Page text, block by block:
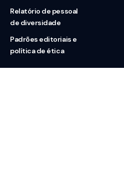
Relatório de pessoal
de diversidade
Padrões editoriais e
política de ética